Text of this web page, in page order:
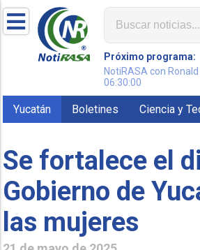
Próximo programa:
NotiRASA con
06:30:00
Yucatán Boletines Ciencia y
Se fortalece el
Gobierno de
las mujeres